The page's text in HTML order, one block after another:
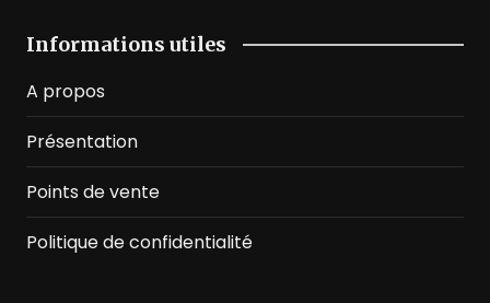
Informations utiles
A propos
Présentation
Points de vente
Politique de confidentialité